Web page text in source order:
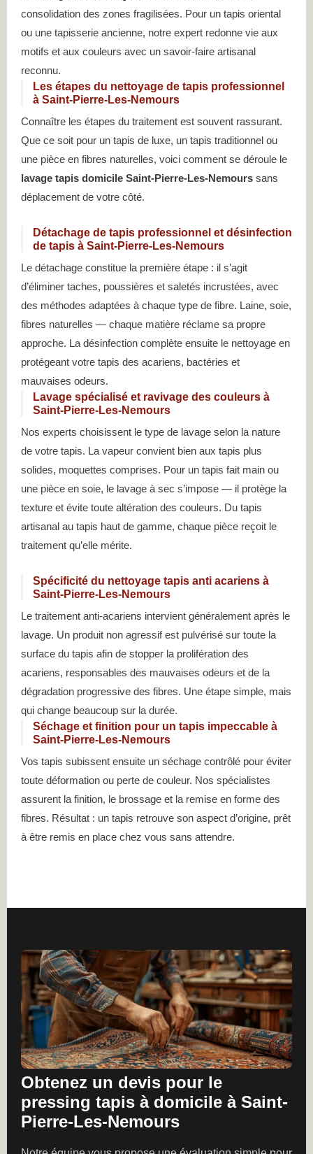
consolidation des zones fragilisées. Pour un tapis oriental
ou une tapisserie ancienne, notre expert redonne vie aux
motifs et aux couleurs avec un savoir-faire artisanal
reconnu.
Les étapes du nettoyage de tapis professionnel
à Saint-Pierre-Les-Nemours
Connaître les étapes du traitement est souvent rassurant.
Que ce soit pour un tapis de luxe, un tapis traditionnel ou
une pièce en fibres naturelles, voici comment se déroule le
lavage tapis domicile Saint-Pierre-Les-Nemours sans
déplacement de votre côté.
Détachage de tapis professionnel et désinfection
de tapis à Saint-Pierre-Les-Nemours
Le détachage constitue la première étape : il s’agit
d’éliminer taches, poussières et saletés incrustées, avec
des méthodes adaptées à chaque type de fibre. Laine, soie,
fibres naturelles — chaque matière réclame sa propre
approche. La désinfection complète ensuite le nettoyage en
protégeant votre tapis des acariens, bactéries et
mauvaises odeurs.
Lavage spécialisé et ravivage des couleurs à
Saint-Pierre-Les-Nemours
Nos experts choisissent le type de lavage selon la nature
de votre tapis. La vapeur convient bien aux tapis plus
solides, moquettes comprises. Pour un tapis fait main ou
une pièce en soie, le lavage à sec s’impose — il protège la
texture et évite toute altération des couleurs. Du tapis
artisanal au tapis haut de gamme, chaque pièce reçoit le
traitement qu’elle mérite.
Spécificité du nettoyage tapis anti acariens à
Saint-Pierre-Les-Nemours
Le traitement anti-acariens intervient généralement après le
lavage. Un produit non agressif est pulvérisé sur toute la
surface du tapis afin de stopper la prolifération des
acariens, responsables des mauvaises odeurs et de la
dégradation progressive des fibres. Une étape simple, mais
qui change beaucoup sur la durée.
Séchage et finition pour un tapis impeccable à
Saint-Pierre-Les-Nemours
Vos tapis subissent ensuite un séchage contrôlé pour éviter
toute déformation ou perte de couleur. Nos spécialistes
assurent la finition, le brossage et la remise en forme des
fibres. Résultat : un tapis retrouve son aspect d’origine, prêt
à être remis en place chez vous sans attendre.
Obtenez un devis pour le
pressing tapis à domicile à Saint-
Pierre-Les-Nemours